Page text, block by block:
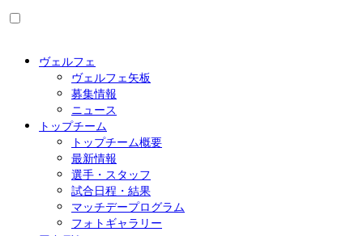
ヴェルフェ
ヴェルフェ矢板
募集情報
ニュース
トップチーム
トップチーム概要
最新情報
選手・スタッフ
試合日程・結果
マッチデープログラム
フォトギャラリー